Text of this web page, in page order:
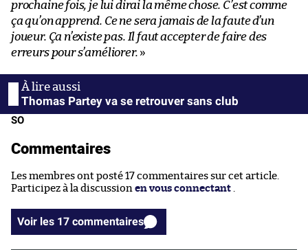
prochaine fois, je lui dirai la même chose. C’est comme
ça qu’on apprend. Ce ne sera jamais de la faute d’un
joueur. Ça n’existe pas. Il faut accepter de faire des
erreurs pour s’améliorer. »
Thomas Partey va se retrouver sans club
SO
Commentaires
Les membres ont posté 17 commentaires sur cet article.
Participez à la discussion en vous connectant
Voir les 17 commentaires